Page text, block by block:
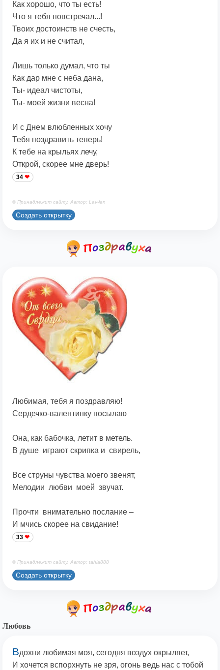
Как хорошо, что ты есть!
Что я тебя повстречал...!
Твоих достоинств не счесть,
Да я их и не считал,
Лишь только думал, что ты
Как дар мне с неба дана,
Ты- идеал чистоты,
Ты- моей жизни весна!
И с Днем влюбленных хочу
Тебя поздравить теперь!
К тебе на крыльях лечу,
Открой, скорее мне дверь!
34
© Принадлежит сайту. Автор: Lav-len
Создать открытку
Любимая, тебя я поздравляю!
Сердечко-валентинку посылаю
Она, как бабочка, летит в метель.
В душе играют скрипка и свирель,
Все струны чувства моего звенят,
Мелодии любви моей звучат.
Прочти внимательно послание –
И мчись скорее на свидание!
33
© Принадлежит сайту. Автор: tahia888
Создать открытку
Любовь
Вдохни любимая моя, сегодня воздух окрыляет,
И хочется вспорхнуть не зря, огонь ведь нас с тобой